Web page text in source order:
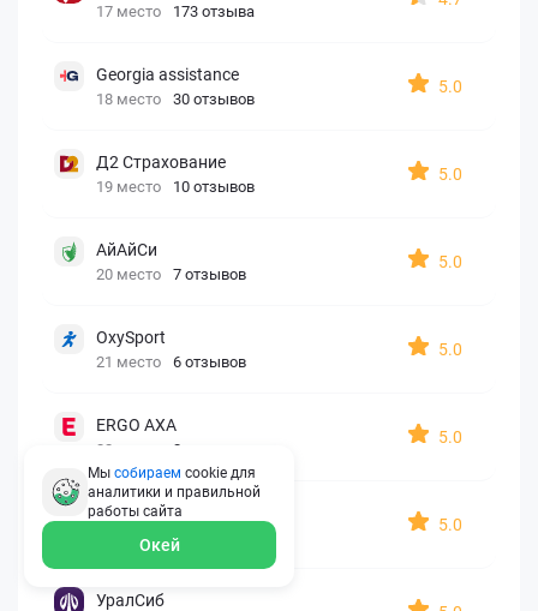
17 место 173 отзыва
Georgia assistance
18 место 30 отзывов
5.0
Д2 Страхование
19 место 10 отзывов
5.0
АйАйСи
20 место 7 отзывов
5.0
OxySport
21 место 6 отзывов
5.0
ERGO AXA
22 место 2 отзыва
5.0
Oxy Travel Premium
23 место 1 отзыв
5.0
УралСиб
Мы собираем cookie для
аналитики и правильной
работы сайта
Окей